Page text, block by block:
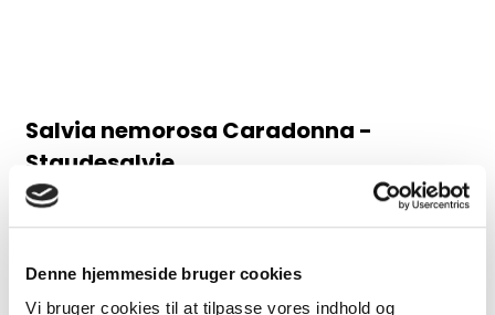
Denne hjemmeside bruger cookies
Vi bruger cookies til at tilpasse vores indhold og
Salvia nemorosa Caradonna -
Staudesalvie
98AB
30,00 DKK